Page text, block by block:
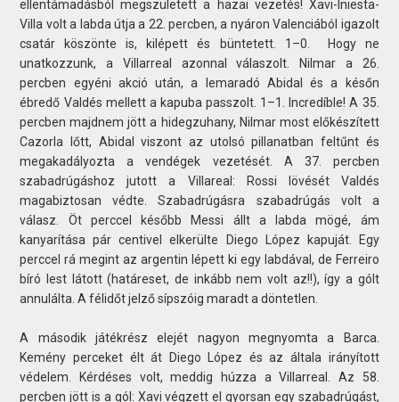
ellentámadásból megszületett a hazai vezetés! Xavi-Iniesta-
Villa volt a labda útja a 22. percben, a nyáron Valenciából igazolt
csatár köszönte is, kilépett és büntetett. 1–0. Hogy ne
unatkozzunk, a Villarreal azonnal válaszolt. Nilmar a 26.
percben egyéni akció után, a lemaradó Abidal és a későn
ébredő Valdés mellett a kapuba passzolt. 1–1. Incredíble! A 35.
percben majdnem jött a hidegzuhany, Nilmar most előkészített
Cazorla lőtt, Abidal viszont az utolsó pillanatban feltűnt és
megakadályozta a vendégek vezetését. A 37. percben
szabadrúgáshoz jutott a Villareal: Rossi lövését Valdés
magabiztosan védte. Szabadrúgásra szabadrúgás volt a
válasz. Öt perccel később Messi állt a labda mögé, ám
kanyarítása pár centivel elkerülte Diego López kapuját. Egy
perccel rá megint az argentin lépett ki egy labdával, de Ferreiro
bíró lest látott (határeset, de inkább nem volt az!!), így a gólt
annulálta. A félidőt jelző sípszóig maradt a döntetlen.
A második játékrész elejét nagyon megnyomta a Barca.
Kemény perceket élt át Diego López és az általa irányított
védelem. Kérdéses volt, meddig húzza a Villarreal. Az 58.
percben jött is a gól: Xavi végzett el gyorsan egy szabadrúgást,